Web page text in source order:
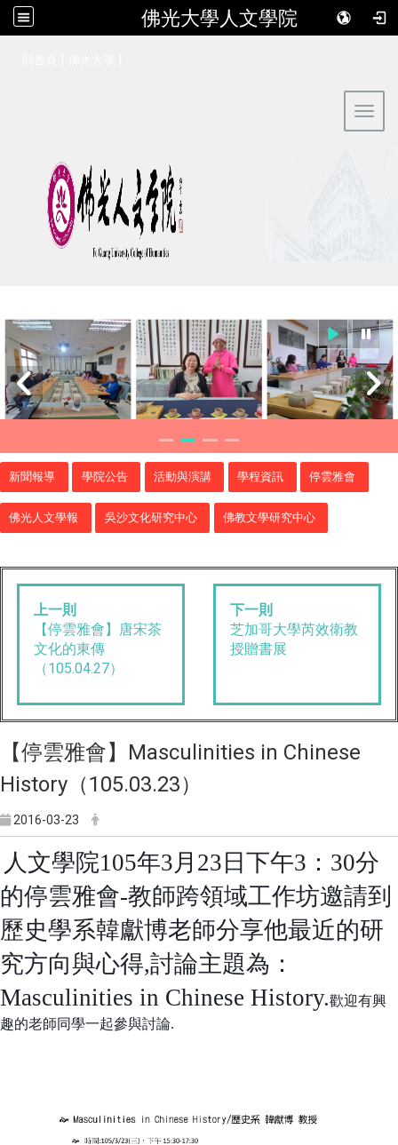
佛光大學人文學院
新聞報導 學院公告 活動與演講 學程資訊 停雲雅會
佛光人文學報 吳沙文化研究中心 佛教文學研究中心
上一則
【停雲雅會】唐宋茶
文化的東傳
（105.04.27）
下一則
芝加哥大學芮效衛教
授贈書展
【停雲雅會】Masculinities in Chinese
History（105.03.23）
2016-03-23
人文學院105年3月 23 日下午3 ： 30分
的停雲雅會-教師跨領域工作坊邀請到
歷史學系韓獻博老師分享他最近的研
究方向與心得,討論主題為：
Masculinities in Chinese History.歡迎有興
趣的老師同學一起參與討論.